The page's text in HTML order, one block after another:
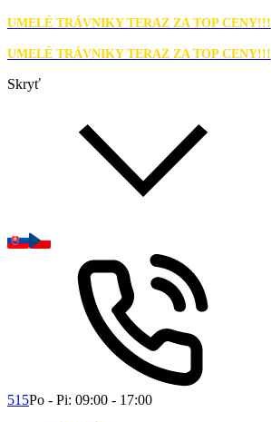
UMELÉ TRÁVNIKY TERAZ ZA TOP CENY!!!
UMELÉ TRÁVNIKY TERAZ ZA TOP CENY!!!
Skryť
515Po - Pi: 09:00 - 17:00